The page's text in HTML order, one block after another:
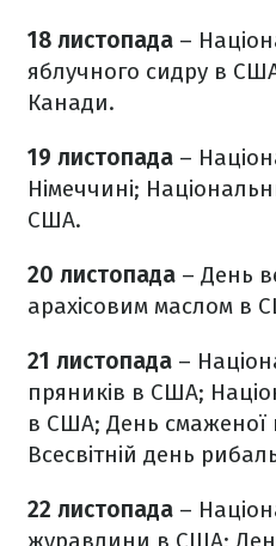
18 листопада –
яблучного сидру в
Канади.
19 листопада –
Німеччині;
США.
20 листопада – День
арахісовим маслом в
21 листопада –
пряників в США;
в США; День смаженої
Всесвітній день
22 листопада –
журавлини в США; День